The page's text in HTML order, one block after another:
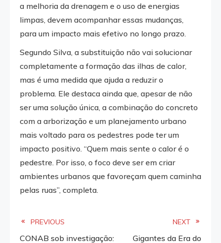
a melhoria da drenagem e o uso de energias
limpas, devem acompanhar essas mudanças,
para um impacto mais efetivo no longo prazo.
Segundo Silva, a substituição não vai solucionar
completamente a formação das ilhas de calor,
mas é uma medida que ajuda a reduzir o
problema. Ele destaca ainda que, apesar de não
ser uma solução única, a combinação do concreto
com a arborização e um planejamento urbano
mais voltado para os pedestres pode ter um
impacto positivo. “Quem mais sente o calor é o
pedestre. Por isso, o foco deve ser em criar
ambientes urbanos que favoreçam quem caminha
pelas ruas”, completa.
Read
PREVIOUS
CONAB sob investigação:
NEXT
Gigantes da Era do